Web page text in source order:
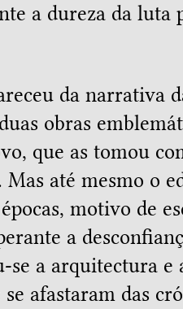
a dureza da luta
da narrativa
obras
que as tomou
até mesmo o
motivo de
a
se a arquitectura e
afastaram das